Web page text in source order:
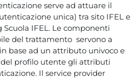
serve ad attuare il
unica) tra sito IFEL e
IFEL. Le componenti
del trattamento servono a
base ad un attributo univoco e
profilo utente gli attributi
Il service provider